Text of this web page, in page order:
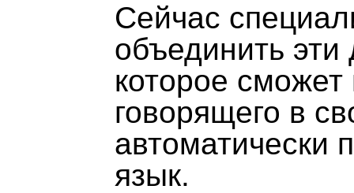
Сейчас
объединить
которое
говорящего в
автоматически
язык.